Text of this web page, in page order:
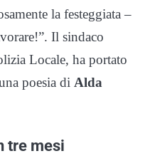
la festeggiata –
Il sindaco
Locale, ha portato
poesia di Alda
tre mesi